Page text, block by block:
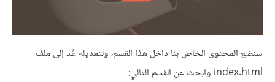
سنضع المحتوى الخاص بنا داخل هذا القسم، ولتعديله عُد إلى ملف
index.html وابحث عن القسم التالي: